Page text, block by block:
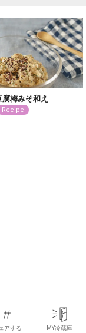
梅みそ和え
Recipe
アする MY冷蔵庫